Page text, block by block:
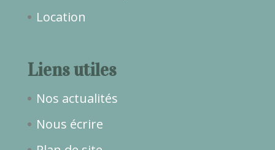
Location
Liens utiles
Nos actualités
Nous écrire